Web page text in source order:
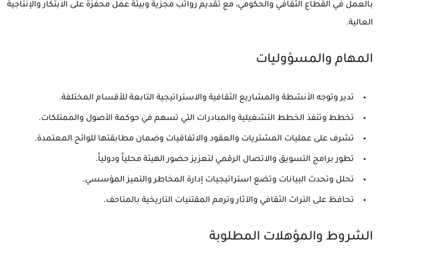
بالعمل في القطاع الثقافي والحكومي، مع تقديم رواتب مجزية وبيئة عمل محفزة على الابتكار والإنتاجية
العالية.
المهام والمسؤوليات
تدير وتوجه الأنشطة والمشاريع الثقافية والاستراتيجية التابعة للأقسام المختلفة.
تخطط وتنفذ الخطط التشغيلية والمبادرات التي تسهم في حوكمة الأصول والممتلكات.
تشرف على عمليات المشتريات والعقود والاتفاقيات وضمان مطابقتها للوائح المعتمدة.
تطور برامج التسويق والاتصال الرقمي لتعزيز حضور الهيئة محلياً ودولياً.
تحلل وتحدث البيانات وتضع استراتيجيات إدارة المخاطر والتميز المؤسسي.
تحافظ على التراث الثقافي والآثار وترمم المقتنيات التاريخية بالمتاحف.
الشروط والمؤهلات المطلوبة